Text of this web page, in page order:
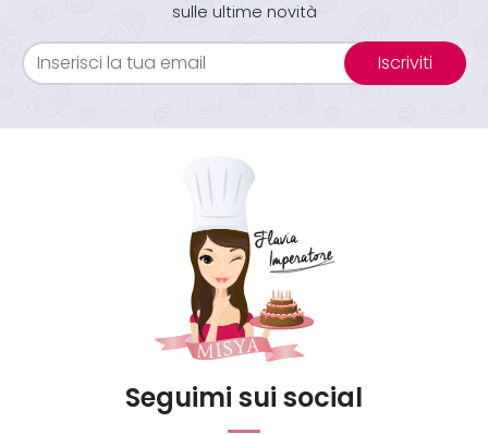
sulle ultime novità
Iscriviti
Seguimi sui social